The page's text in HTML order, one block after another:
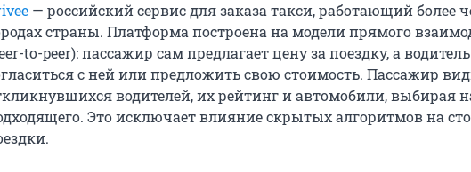
— российский сервис для заказа такси, работающий более
страны. Платформа построена на модели прямого
to-peer): пассажир сам предлагает цену за поездку, а
с ней или предложить свою стоимость. Пассажир
водителей, их рейтинг и автомобили, выбирая
Это исключает влияние скрытых алгоритмов на